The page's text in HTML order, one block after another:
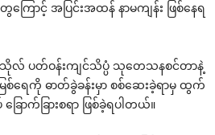
ြောင့် အပြင်းအထန် နာမကျန်း ဖြစ်နေရ
သိုလ် ပတ်ဝန်းကျင်သိပ္ပံ သုတေသနစင်တာနဲ့
ြစ်ရေကို ဓာတ်ခွဲခန်းမှာ စစ်ဆေးခဲ့ရာမှ ထွက်
ာက်ခြားစရာ ဖြစ်ခဲ့ရပါတယ်။